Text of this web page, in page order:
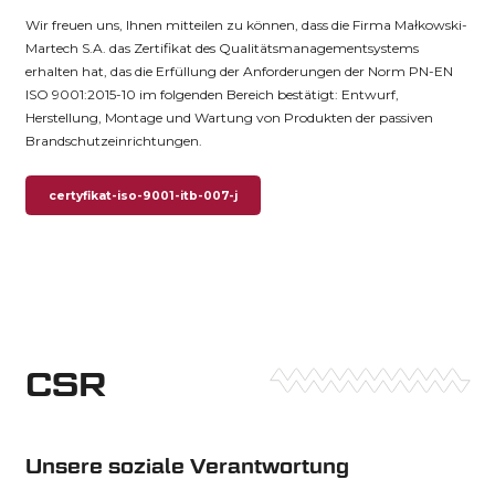
Wir freuen uns, Ihnen mitteilen zu können, dass die Firma Małkowski-
Martech S.A. das Zertifikat des Qualitätsmanagementsystems
erhalten hat, das die Erfüllung der Anforderungen der Norm PN-EN
ISO 9001:2015-10 im folgenden Bereich bestätigt: Entwurf,
Herstellung, Montage und Wartung von Produkten der passiven
Brandschutzeinrichtungen.
certyfikat-iso-9001-itb-007-j
CSR
Unsere soziale Verantwortung